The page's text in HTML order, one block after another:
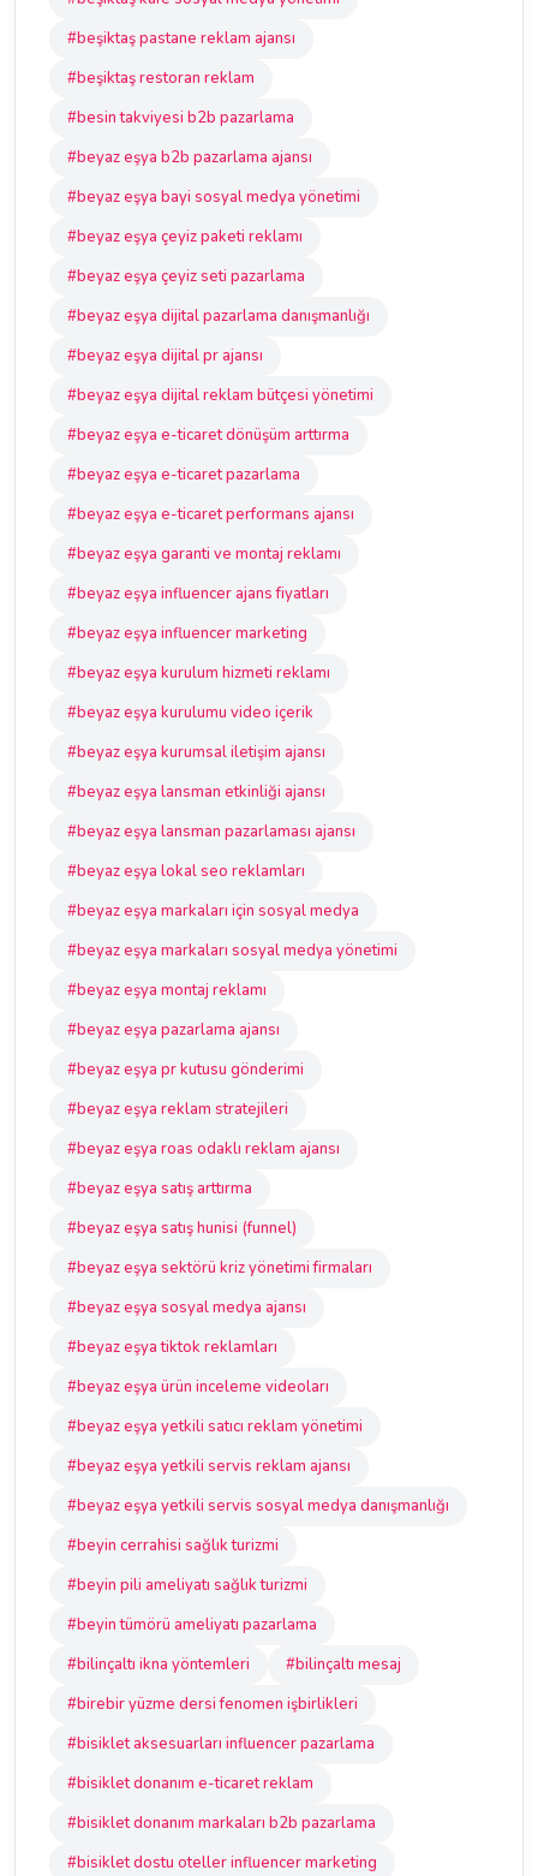
#beşiktaş pastane reklam ajansı
#beşiktaş restoran reklam
#besin takviyesi b2b pazarlama
#beyaz eşya b2b pazarlama ajansı
#beyaz eşya bayi sosyal medya yönetimi
#beyaz eşya çeyiz paketi reklamı
#beyaz eşya çeyiz seti pazarlama
#beyaz eşya dijital pazarlama danışmanlığı
#beyaz eşya dijital pr ajansı
#beyaz eşya dijital reklam bütçesi yönetimi
#beyaz eşya e-ticaret dönüşüm arttırma
#beyaz eşya e-ticaret pazarlama
#beyaz eşya e-ticaret performans ajansı
#beyaz eşya garanti ve montaj reklamı
#beyaz eşya influencer ajans fiyatları
#beyaz eşya influencer marketing
#beyaz eşya kurulum hizmeti reklamı
#beyaz eşya kurulumu video içerik
#beyaz eşya kurumsal iletişim ajansı
#beyaz eşya lansman etkinliği ajansı
#beyaz eşya lansman pazarlaması ajansı
#beyaz eşya lokal seo reklamları
#beyaz eşya markaları için sosyal medya
#beyaz eşya markaları sosyal medya yönetimi
#beyaz eşya montaj reklamı
#beyaz eşya pazarlama ajansı
#beyaz eşya pr kutusu gönderimi
#beyaz eşya reklam stratejileri
#beyaz eşya roas odaklı reklam ajansı
#beyaz eşya satış arttırma
#beyaz eşya satış hunisi (funnel)
#beyaz eşya sektörü kriz yönetimi firmaları
#beyaz eşya sosyal medya ajansı
#beyaz eşya tiktok reklamları
#beyaz eşya ürün inceleme videoları
#beyaz eşya yetkili satıcı reklam yönetimi
#beyaz eşya yetkili servis reklam ajansı
#beyaz eşya yetkili servis sosyal medya danışmanlığı
#beyin cerrahisi sağlık turizmi
#beyin pili ameliyatı sağlık turizmi
#beyin tümörü ameliyatı pazarlama
#bilinçaltı ikna yöntemleri
#bilinçaltı mesaj
#birebir yüzme dersi fenomen işbirlikleri
#bisiklet aksesuarları influencer pazarlama
#bisiklet donanım e-ticaret reklam
#bisiklet donanım markaları b2b pazarlama
#bisiklet dostu oteller influencer marketing